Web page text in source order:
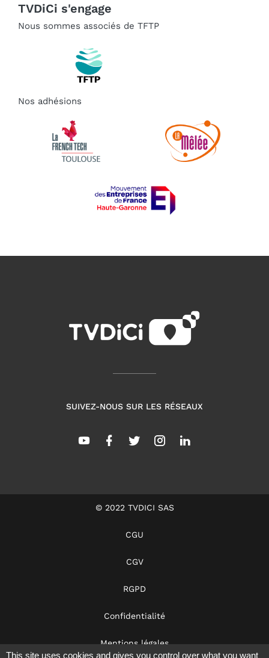
TVDiCi s'engage
Nous sommes associés de TFTP
Nos adhésions
SUIVEZ-NOUS SUR LES RÉSEAUX
© 2022 TVDICI SAS
CGU
CGV
RGPD
Confidentialité
Mentions légales
This site uses cookies and gives you control over what you want